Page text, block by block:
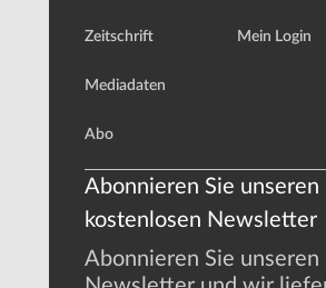
Zeitschrift
Mediadaten
Abo
Mein Login
Abonnieren Sie unseren
kostenlosen Newsletter
Abonnieren Sie unseren